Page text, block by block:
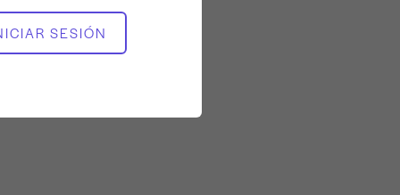
SESIÓN
EQUIPO NECESARIO
Barril escalera